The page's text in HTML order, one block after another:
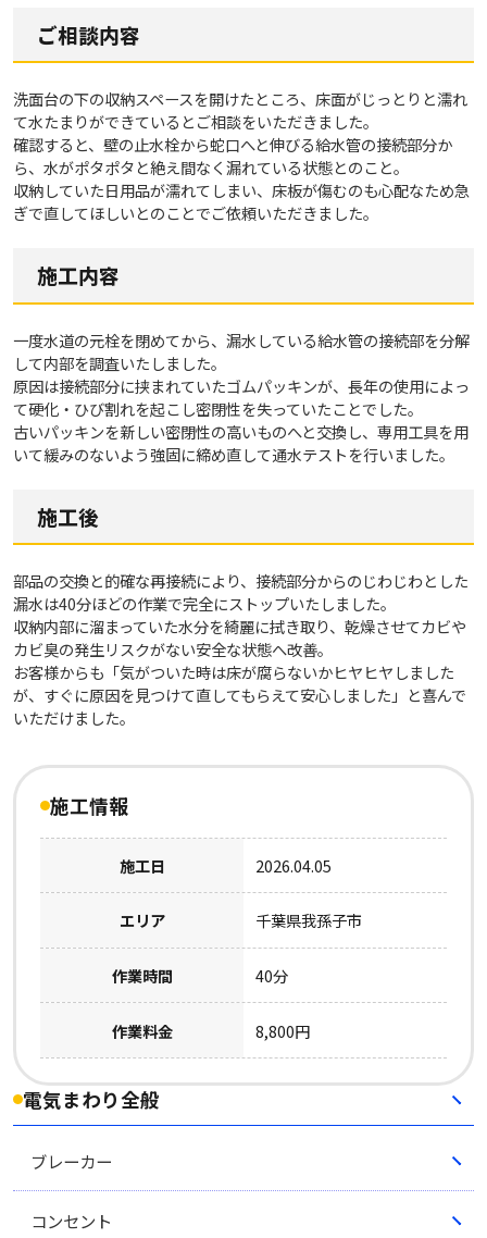
ご相談内容
洗面台の下の収納スペースを開けたところ、床面がじっとりと濡れ
て水たまりができているとご相談をいただきました。
確認すると、壁の止水栓から蛇口へと伸びる給水管の接続部分か
ら、水がポタポタと絶え間なく漏れている状態とのこと。
収納していた日用品が濡れてしまい、床板が傷むのも心配なため急
ぎで直してほしいとのことでご依頼いただきました。
施工内容
一度水道の元栓を閉めてから、漏水している給水管の接続部を分解
して内部を調査いたしました。
原因は接続部分に挟まれていたゴムパッキンが、長年の使用によっ
て硬化・ひび割れを起こし密閉性を失っていたことでした。
古いパッキンを新しい密閉性の高いものへと交換し、専用工具を用
いて緩みのないよう強固に締め直して通水テストを行いました。
施工後
部品の交換と的確な再接続により、接続部分からのじわじわとした
漏水は40分ほどの作業で完全にストップいたしました。
収納内部に溜まっていた水分を綺麗に拭き取り、乾燥させてカビや
カビ臭の発生リスクがない安全な状態へ改善。
お客様からも「気がついた時は床が腐らないかヒヤヒヤしました
が、すぐに原因を見つけて直してもらえて安心しました」と喜んで
いただけました。
施工情報
施工日 2026.04.05
エリア 千葉県我孫子市
作業時間 40分
作業料金 8,800円
電気まわり全般
ブレーカー
コンセント